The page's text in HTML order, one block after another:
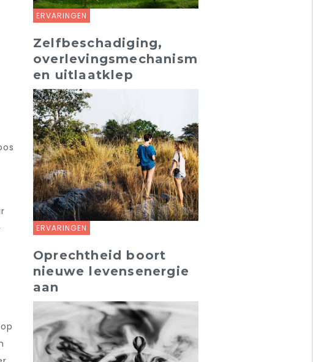
ERVARINGEN
ERVARINGEN
Zelfbeschadiging,
overlevingsmechanisme
en uitlaatklep
Oprechtheid boort
nieuwe levensenergie
aan